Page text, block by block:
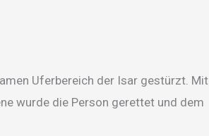
Uferbereich der Isar gestürzt. Mit
wurde die Person gerettet und dem